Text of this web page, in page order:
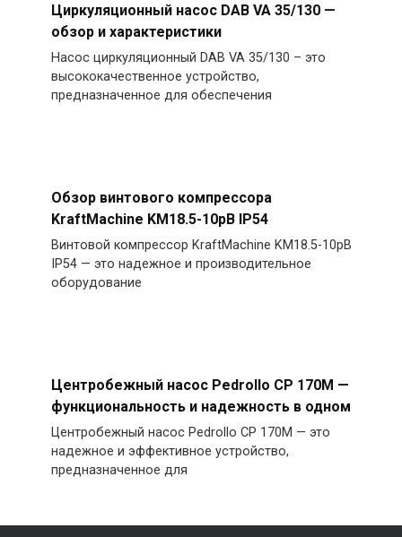
Циркуляционный насос DAB VA 35/130 —
обзор и характеристики
Насос циркуляционный DAB VA 35/130 – это
высококачественное устройство,
предназначенное для обеспечения
Обзор винтового компрессора
KraftMachine KM18.5-10рВ IP54
Винтовой компрессор KraftMachine KM18.5-10рВ
IP54 — это надежное и производительное
оборудование
Центробежный насос Pedrollo CP 170M —
функциональность и надежность в одном
Центробежный насос Pedrollo CP 170M — это
надежное и эффективное устройство,
предназначенное для